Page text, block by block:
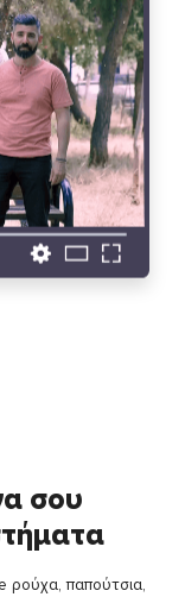
σου
ρούχα, παπούτσια,